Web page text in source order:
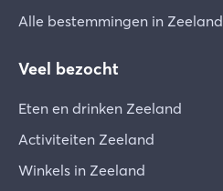
Alle bestemmingen in Zeeland
Veel bezocht
Eten en drinken Zeeland
Activiteiten Zeeland
Winkels in Zeeland